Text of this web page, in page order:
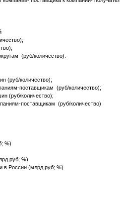
(руб/количество).
(руб/количество);
поставщикам (руб/количество);
(руб/количество);
поставщикам (руб/количество)
руб; %)
руб; %)
в России (млрд руб; %)